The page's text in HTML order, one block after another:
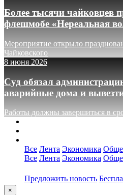
Более тысячи чайковцев
флешмобе «Нереальная
Мероприятие открыло
Чайковского
8 июня 2026
Суд обязал
аварийные дома и
Работы должны завершиться в
Все Лента Экономика
Все Лента Экономика
Предложить новость
×